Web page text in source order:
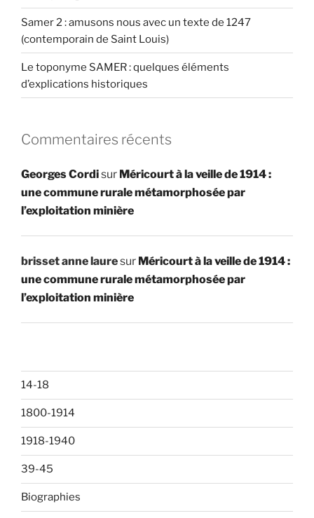
Samer 2 : amusons nous avec un texte de 1247
(contemporain de Saint Louis)
Le toponyme SAMER : quelques éléments
d’explications historiques
Commentaires récents
Georges Cordisur Méricourt à la veille de 1914 :
une commune rurale métamorphosée par
l’exploitation minière
brisset anne lauresur Méricourt à la veille de 1914 :
une commune rurale métamorphosée par
l’exploitation minière
14-18
1800-1914
1918-1940
39-45
Biographies